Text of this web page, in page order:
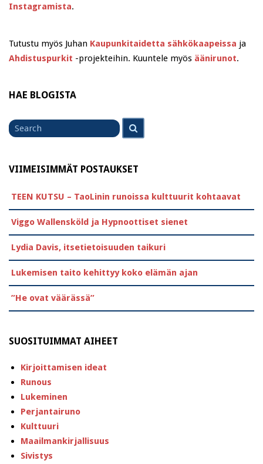
Instagramista.
Tutustu myös Juhan Kaupunkitaidetta sähkökaapeissa ja
Ahdistuspurkit -projekteihin. Kuuntele myös äänirunot.
HAE BLOGISTA
Search
for
VIIMEISIMMÄT POSTAUKSET
TEEN KUTSU – TaoLinin runoissa kulttuurit kohtaavat
Viggo Wallensköld ja Hypnoottiset sienet
Lydia Davis, itsetietoisuuden taikuri
Lukemisen taito kehittyy koko elämän ajan
”He ovat väärässä”
SUOSITUIMMAT AIHEET
Kirjoittamisen ideat
Runous
Lukeminen
Perjantairuno
Kulttuuri
Maailmankirjallisuus
Sivistys